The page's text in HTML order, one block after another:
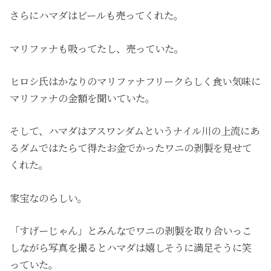
さらにハマダはビールも売ってくれた。
マリファナも吸ってたし、売っていた。
ヒロシ氏はかなりのマリファナフリークらしく食い気味に
マリファナの金額を聞いていた。
そして、ハマダはアスワンダムというナイル川の上流にあ
るダムではたらて得たお金でかったワニの剥製を見せて
くれた。
家宝なのらしい。
「すげーじゃん」とみんなでワニの剥製を取り合いっこ
しながら写真を撮るとハマダは嬉しそうに満足そうに笑
っていた。